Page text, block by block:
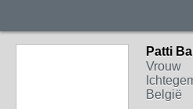
Patti
Vrouw
België